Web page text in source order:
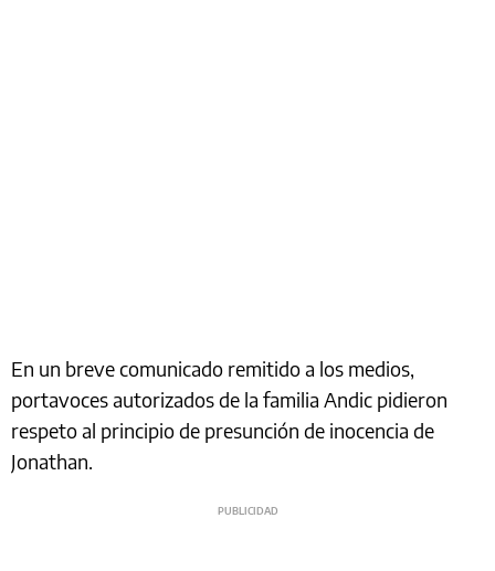
En un breve comunicado remitido a los medios,
portavoces autorizados de la familia Andic pidieron
respeto al principio de presunción de inocencia de
Jonathan.